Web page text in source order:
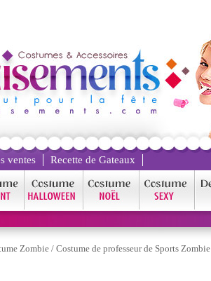
ventes Recette de Gateaux
Zombie/ Costume de professeur de Sports Zombie